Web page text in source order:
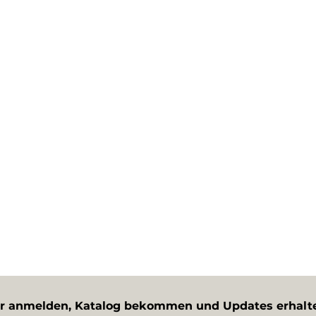
anmelden, Katalog bekommen und Updates